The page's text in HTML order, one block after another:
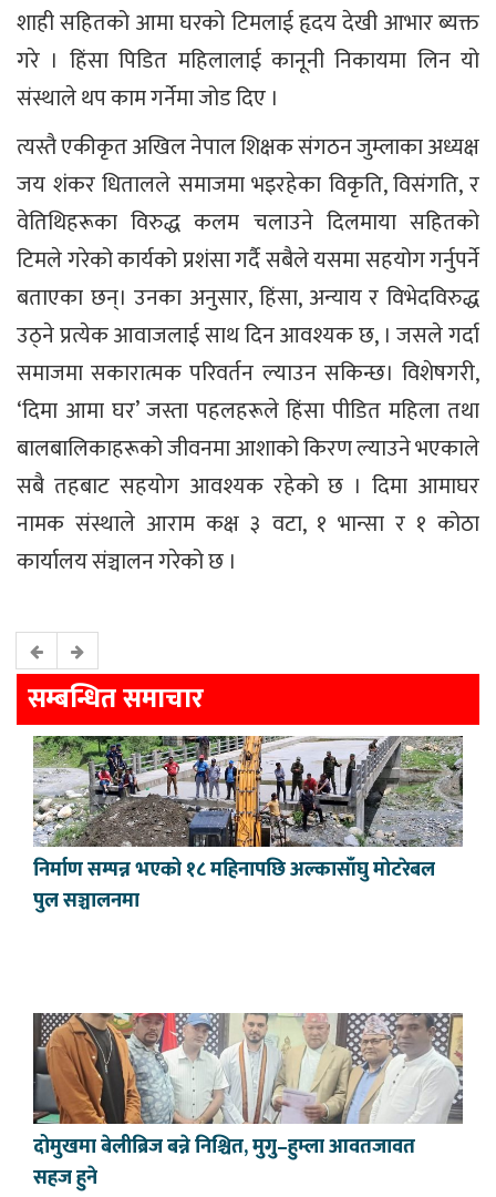
शाही सहितको आमा घरको टिमलाई हृदय देखी आभार ब्यक्त
गरे । हिंसा पिडित महिलालाई कानूनी निकायमा लिन यो
संस्थाले थप काम गर्नेमा जोड दिए ।
त्यस्तै एकीकृत अखिल नेपाल शिक्षक संगठन जुम्लाका अध्यक्ष
जय शंकर धितालले समाजमा भइरहेका विकृति, विसंगति, र
वेतिथिहरूका विरुद्ध कलम चलाउने दिलमाया सहितको
टिमले गरेको कार्यको प्रशंसा गर्दै सबैले यसमा सहयोग गर्नुपर्ने
बताएका छन्। उनका अनुसार, हिंसा, अन्याय र विभेदविरुद्ध
उठ्ने प्रत्येक आवाजलाई साथ दिन आवश्यक छ, । जसले गर्दा
समाजमा सकारात्मक परिवर्तन ल्याउन सकिन्छ। विशेषगरी,
‘दिमा आमा घर’ जस्ता पहलहरूले हिंसा पीडित महिला तथा
बालबालिकाहरूको जीवनमा आशाको किरण ल्याउने भएकाले
सबै तहबाट सहयोग आवश्यक रहेको छ । दिमा आमाघर
नामक संस्थाले आराम कक्ष ३ वटा, १ भान्सा र १ कोठा
कार्यालय संञ्चालन गरेको छ ।
सम्बन्धित समाचार
निर्माण सम्पन्न भएको १८ महिनापछि अल्कासाँघु मोटरेबल
पुल सञ्चालनमा
दोमुखमा बेलीब्रिज बन्ने निश्चित, मुगु–हुम्ला आवतजावत
सहज हुने